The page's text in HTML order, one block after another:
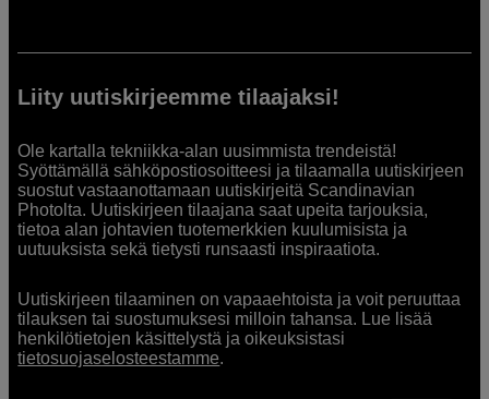
Liity uutiskirjeemme tilaajaksi!
Ole kartalla tekniikka-alan uusimmista trendeistä!
Syöttämällä sähköpostiosoitteesi ja tilaamalla uutiskirjeen
suostut vastaanottamaan uutiskirjeitä Scandinavian
Photolta. Uutiskirjeen tilaajana saat upeita tarjouksia,
tietoa alan johtavien tuotemerkkien kuulumisista ja
uutuuksista sekä tietysti runsaasti inspiraatiota.
Uutiskirjeen tilaaminen on vapaaehtoista ja voit peruuttaa
tilauksen tai suostumuksesi milloin tahansa. Lue lisää
henkilötietojen käsittelystä ja oikeuksistasi
tietosuojaselosteestamme.